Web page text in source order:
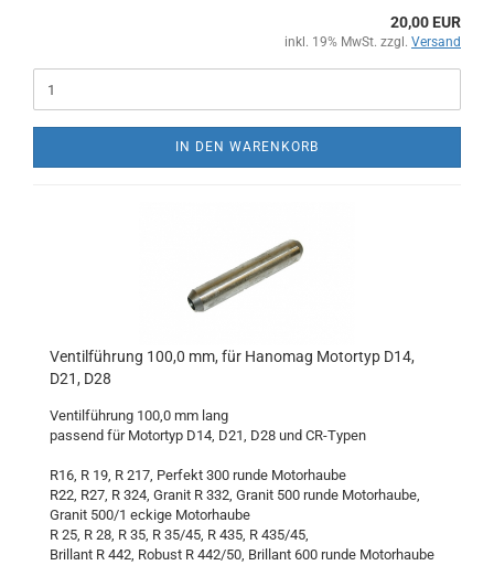
20,00 EUR
inkl. 19% MwSt. zzgl. Versand
IN DEN WARENKORB
Ventilführung 100,0 mm, für Hanomag Motortyp D14,
D21, D28
Ventilführung 100,0 mm lang
passend für Motortyp D14, D21, D28 und CR-Typen
R16, R 19, R 217, Perfekt 300 runde Motorhaube
R22, R27, R 324, Granit R 332, Granit 500 runde Motorhaube,
Granit 500/1 eckige Motorhaube
R 25, R 28, R 35, R 35/45, R 435, R 435/45,
Brillant R 442, Robust R 442/50, Brillant 600 runde Motorhaube